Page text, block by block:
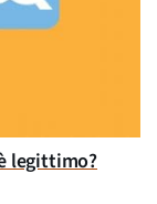
legittimo?